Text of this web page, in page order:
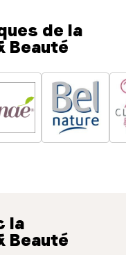
de la
Beauté
la
Beauté